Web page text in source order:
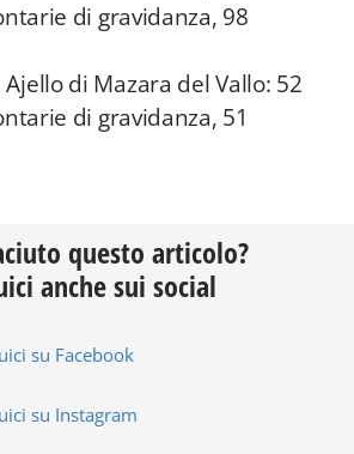
di gravidanza, 98
di Mazara del Vallo: 52
di gravidanza, 51
questo articolo?
anche sui social
su Facebook
su Instagram